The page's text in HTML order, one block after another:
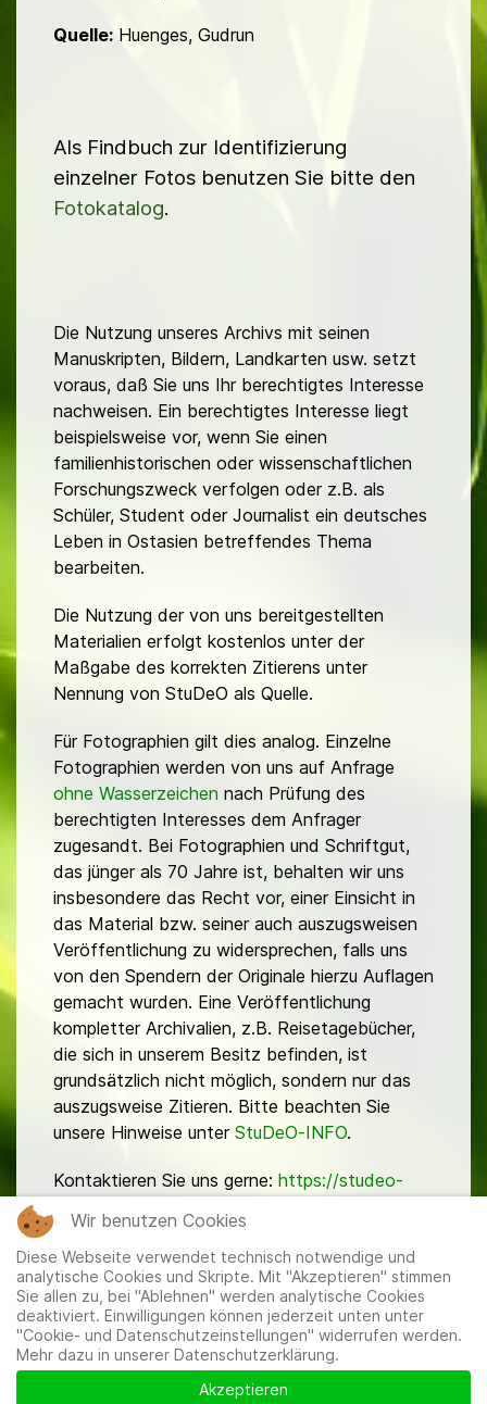
Quelle: Huenges, Gudrun
Als Findbuch zur Identifizierung
einzelner Fotos benutzen Sie bitte den
Fotokatalog.
Die Nutzung unseres Archivs mit seinen
Manuskripten, Bildern, Landkarten usw. setzt
voraus, daß Sie uns Ihr berechtigtes Interesse
nachweisen. Ein berechtigtes Interesse liegt
beispielsweise vor, wenn Sie einen
familienhistorischen oder wissenschaftlichen
Forschungszweck verfolgen oder z.B. als
Schüler, Student oder Journalist ein deutsches
Leben in Ostasien betreffendes Thema
bearbeiten.
Die Nutzung der von uns bereitgestellten
Materialien erfolgt kostenlos unter der
Maßgabe des korrekten Zitierens unter
Nennung von StuDeO als Quelle.
Für Fotographien gilt dies analog. Einzelne
Fotographien werden von uns auf Anfrage
ohne Wasserzeichen nach Prüfung des
berechtigten Interesses dem Anfrager
zugesandt. Bei Fotographien und Schriftgut,
das jünger als 70 Jahre ist, behalten wir uns
insbesondere das Recht vor, einer Einsicht in
das Material bzw. seiner auch auszugsweisen
Veröffentlichung zu widersprechen, falls uns
von den Spendern der Originale hierzu Auflagen
gemacht wurden. Eine Veröffentlichung
kompletter Archivalien, z.B. Reisetagebücher,
die sich in unserem Besitz befinden, ist
grundsätzlich nicht möglich, sondern nur das
auszugsweise Zitieren. Bitte beachten Sie
unsere Hinweise unter StuDeO-INFO.
Kontaktieren Sie uns gerne: https://studeo-
Mitglieder|Impressum|Datenschutzerklärung|Cookie-
und Datenschutzeinstellungen
Wir benutzen Cookies
Diese Webseite verwendet technisch notwendige und
analytische Cookies und Skripte. Mit "Akzeptieren" stimmen
Sie allen zu, bei "Ablehnen" werden analytische Cookies
deaktiviert. Einwilligungen können jederzeit unten unter
"Cookie- und Datenschutzeinstellungen" widerrufen werden.
Mehr dazu in unserer Datenschutzerklärung.
Akzeptieren